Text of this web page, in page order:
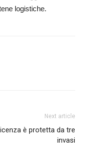
logistiche.
Next article
è protetta da tre
invasi